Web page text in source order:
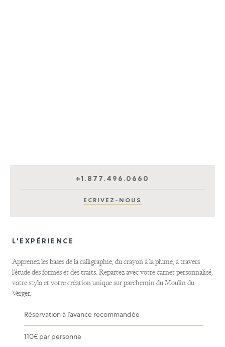
+1.877.496.0660
ECRIVEZ-NOUS
L'EXPÉRIENCE
Apprenez les bases de la calligraphie, du crayon à la plume, à travers
l’étude des formes et des traits. Repartez avec votre carnet personnalisé,
votre stylo et votre création unique sur parchemin du Moulin du
Verger.
Réservation à l’avance recommandée
110€ par personne